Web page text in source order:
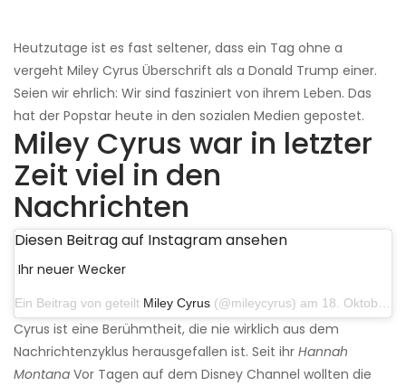
Heutzutage ist es fast seltener, dass ein Tag ohne a
vergeht Miley Cyrus Überschrift als a Donald Trump einer.
Seien wir ehrlich: Wir sind fasziniert von ihrem Leben. Das
hat der Popstar heute in den sozialen Medien gepostet.
Miley Cyrus war in letzter
Zeit viel in den
Nachrichten
Diesen Beitrag auf Instagram ansehen
Ihr neuer Wecker
Ein Beitrag von geteilt Miley Cyrus (@mileycyrus) am 18. Oktober 2019 um 19:03 Uhr PDT
Cyrus ist eine Berühmtheit, die nie wirklich aus dem
Nachrichtenzyklus herausgefallen ist. Seit ihr Hannah
Montana Vor Tagen auf dem Disney Channel wollten die